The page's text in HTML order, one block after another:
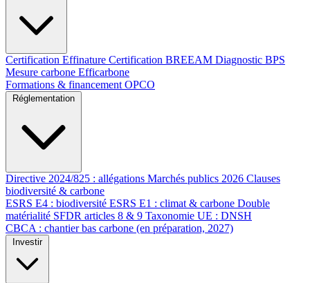
Certification Effinature Certification BREEAM Diagnostic BPS
Mesure carbone Efficarbone
Formations & financement OPCO
Réglementation
Directive 2024/825 : allégations Marchés publics 2026 Clauses
biodiversité & carbone
ESRS E4 : biodiversité ESRS E1 : climat & carbone Double
matérialité SFDR articles 8 & 9 Taxonomie UE : DNSH
CBCA : chantier bas carbone (en préparation, 2027)
Investir